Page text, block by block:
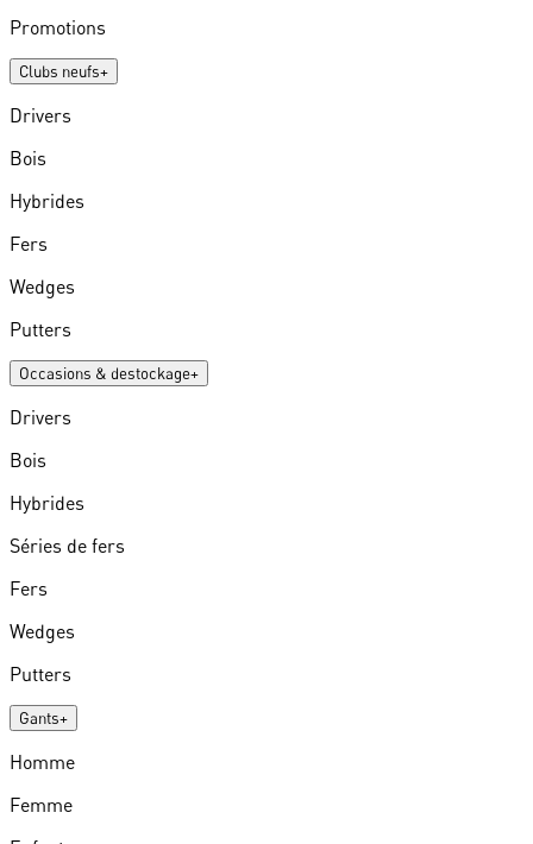
Promotions
Clubs neufs+
Drivers
Bois
Hybrides
Fers
Wedges
Putters
Occasions & destockage+
Drivers
Bois
Hybrides
Séries de fers
Fers
Wedges
Putters
Gants+
Homme
Femme